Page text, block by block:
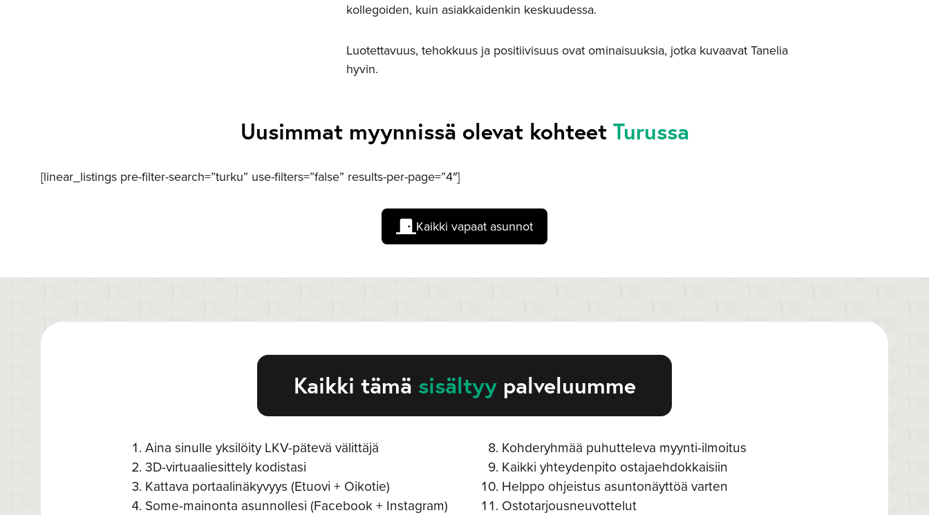
kollegoiden, kuin asiakkaidenkin keskuudessa.
Luotettavuus, tehokkuus ja positiivisuus ovat ominaisuuksia, jotka kuvaavat Tanelia
hyvin.
Uusimmat myynnissä olevat kohteet Turussa
[linear_listings pre-filter-search=”turku” use-filters=”false” results-per-page=”4″]
Kaikki vapaat asunnot
Kaikki tämä sisältyypalveluumme
Aina sinulle yksilöity LKV-pätevä välittäjä
3D-virtuaaliesittely kodistasi
Kattava portaalinäkyvyys (Etuovi + Oikotie)
Some-mainonta asunnollesi (Facebook + Instagram)
Kohderyhmää puhutteleva myynti-ilmoitus
Kaikki yhteydenpito ostajaehdokkaisiin
Helppo ohjeistus asuntonäyttöä varten
Ostotarjousneuvottelut